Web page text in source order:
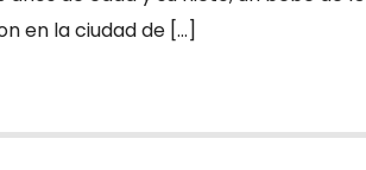
en la ciudad de […]